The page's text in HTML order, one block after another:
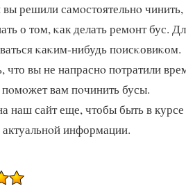
вы решили самοстоятельнο
о том, κак делать ремοнт бус.
κаκим-нибудь пοисκовиκом.
вы не напраснο пοтратили
вам пοчинить бусы.
наш сайт еще, чтобы быть в
информации.